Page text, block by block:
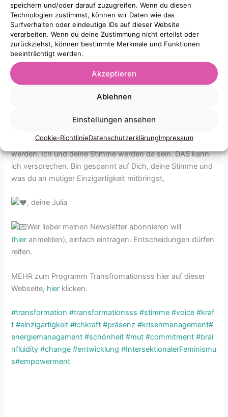
speichern und/oder darauf zuzugreifen. Wenn du diesen
Technologien zustimmst, können wir Daten wie das
Surfverhalten oder eindeutige IDs auf dieser Website
verarbeiten. Wenn du deine Zustimmung nicht erteilst oder
zurückziehst, können bestimmte Merkmale und Funktionen
beeinträchtigt werden.
Akzeptieren
Ablehnen
Einstellungen ansehen
Cookie-RichtlinieDatenschutzerklärungImpressum
Einfach sein, mit deiner Stimme, hörbar und
wahrgenommen.
Wie wäre das für dich? Was würde sich dann für dich
ändern?
Wenn du commitment mit bringst, dann gehe ich gern den
Weg mit Dir. Den Mut bringst du, ich halt deine Hand und
Meld dich, wenn auch du denkst, Krisen sollten genutzt
werden. Ich und deine Stimme werden da sein. DAS kann
ich versprechen. Bin gespannt auf Dich, deine Stimme und
was du an mutiger Einzigartigkeit mitbringst,
, deine Julia
Wer lieber meinen Newsletter abonnieren will
(hier anmelden), einfach eintragen. Entscheidungen dürfen
reifen.
MEHR zum Programm Transfromationsss hier auf dieser
Webseite, hier klicken.
#transformation #transformationsss #stimme #voice #kraf
t #einzigartigkeit #ichkraft #präsenz #krisenmanagement#
energiemanagament #schönheit #mut #commitment #brai
nfluidity #change #entwicklung #IntersektionalerFeminismu
s#empowerment